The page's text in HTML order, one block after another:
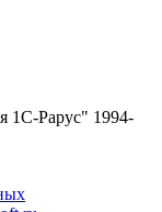
1С-Рарус" 1994-